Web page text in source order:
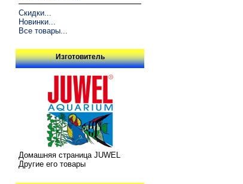
Скидки...
Новинки...
Все товары...
Изготовитель
Домашняя страница JUWEL
Другие его товары